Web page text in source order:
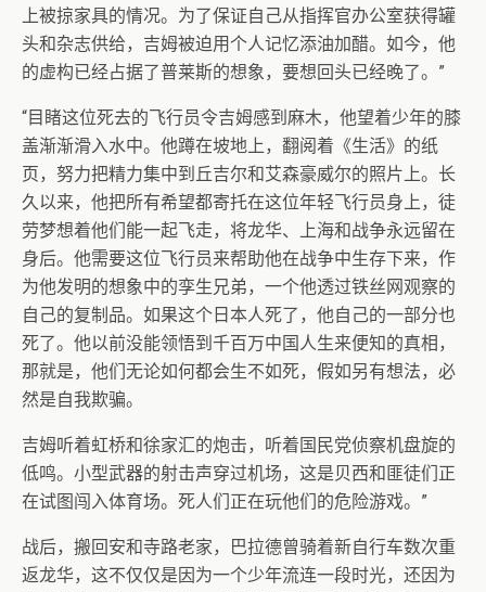
上被掠家具的情况。为了保证自己从指挥官办公室获得罐
头和杂志供给，吉姆被迫用个人记忆添油加醋。如今，他
的虚构已经占据了普莱斯的想象，要想回头已经晚了。”
“目睹这位死去的飞行员令吉姆感到麻木，他望着少年的膝
盖渐渐滑入水中。他蹲在坡地上，翻阅着《生活》的纸
页，努力把精力集中到丘吉尔和艾森豪威尔的照片上。长
久以来，他把所有希望都寄托在这位年轻飞行员身上，徒
劳梦想着他们能一起飞走，将龙华、上海和战争永远留在
身后。他需要这位飞行员来帮助他在战争中生存下来，作
为他发明的想象中的孪生兄弟，一个他透过铁丝网观察的
自己的复制品。如果这个日本人死了，他自己的一部分也
死了。他以前没能领悟到千百万中国人生来便知的真相，
那就是，他们无论如何都会生不如死，假如另有想法，必
然是自我欺骗。
吉姆听着虹桥和徐家汇的炮击，听着国民党侦察机盘旋的
低鸣。小型武器的射击声穿过机场，这是贝西和匪徒们正
在试图闯入体育场。死人们正在玩他们的危险游戏。”
战后，搬回安和寺路老家，巴拉德曾骑着新自行车数次重
返龙华，这不仅仅是因为一个少年流连一段时光，还因为